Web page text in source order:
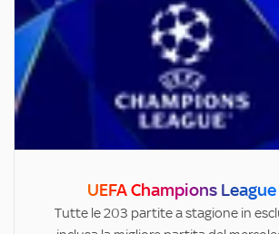
UEFA Champions League
Tutte le 203 partite a stagione in